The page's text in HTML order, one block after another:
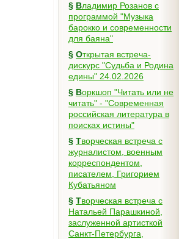
§ Владимир Розанов с
программой "Музыка
барокко и современности
для баяна"
§ Открытая встреча-
дискурс "Судьба и Родина
едины" 24.02.2026
§ Воркшоп "Читать или не
читать" - "Современная
российская литература в
поисках истины"
§ Творческая встреча с
журналистом, военным
корреспондентом,
писателем, Григорием
Кубатьяном
§ Творческая встреча с
Натальей Парашкиной,
заслуженной артисткой
Санкт-Петербурга,